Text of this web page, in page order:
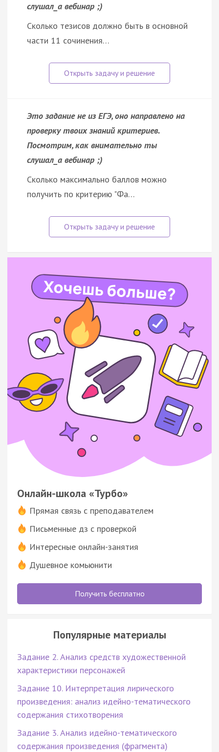
слушал_а вебинар ;)
Сколько тезисов должно быть в основной
части 11 сочинения…
Это задание не из ЕГЭ, оно направлено на
проверку твоих знаний критериев.
Посмотрим, как внимательно ты
слушал_а вебинар ;)
Сколько максимально баллов можно
получить по критерию "Фа…
Онлайн-школа «Турбо»
Прямая связь с преподавателем
Письменные дз с проверкой
Интересные онлайн-занятия
Душевное комьюнити
Получить бесплатно
Популярные материалы
Задание 2. Анализ средств художественной
характеристики персонажей
Задание 10. Интерпретация лирического
произведения: анализ идейно-тематического
содержания стихотворения
Задание 3. Анализ идейно-тематического
содержания произведения (фрагмента)